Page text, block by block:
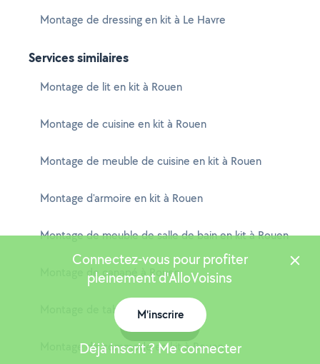
Montage de dressing en kit à Le Havre
Services similaires
Montage de lit en kit à Rouen
Montage de cuisine en kit à Rouen
Montage de meuble de cuisine en kit à Rouen
Montage d'armoire en kit à Rouen
Montage de meuble de salle de bain en kit à Rouen
Montage de canapé à Rouen
Montage de table en kit à Rouen
Montage de commode en kit à Rouen
Connectez-vous pour profiter
pleinement d'AlloVoisins
M'inscrire
Déjà inscrit ? Me connecter